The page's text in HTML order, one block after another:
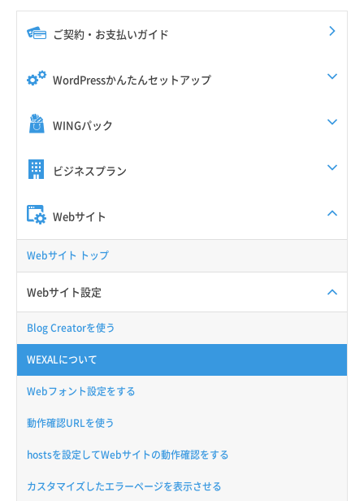
ご契約・お支払いガイド
WordPressかんたんセットアップ
WINGパック
ビジネスプラン
Webサイト
Webサイト トップ
Webサイト設定
Blog Creatorを使う
WEXALについて
Webフォント設定をする
動作確認URLを使う
hostsを設定してWebサイトの動作確認をする
カスタマイズしたエラーページを表示させる